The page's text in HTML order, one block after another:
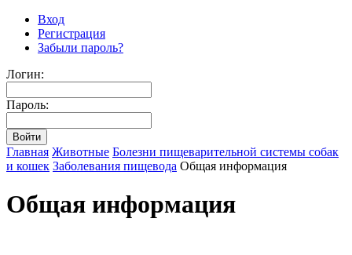
Вход
Регистрация
Забыли пароль?
Логин:
Пароль:
Главная Животные Болезни пищеварительной системы собак
и кошек Заболевания пищевода Общая информация
Общая информация